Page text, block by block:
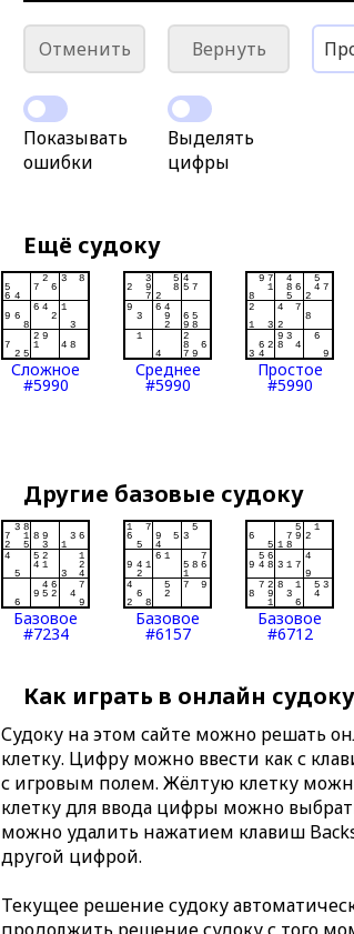
Отменить Вернуть
Показывать
ошибки
Выделять
цифры
Ещё судоку
Сложное
#5990
Среднее
#5990
Простое
#5990
Другие базовые судоку
Базовое
#7234
Базовое
#6157
Базовое
#6712
Как играть в онлайн судоку
Судоку на этом сайте можно решать
клетку. Цифру можно ввести как с
с игровым полем. Жёлтую клетку
клетку для ввода цифры можно
можно удалить нажатием клавиш
другой цифрой.
Текущее решение судоку